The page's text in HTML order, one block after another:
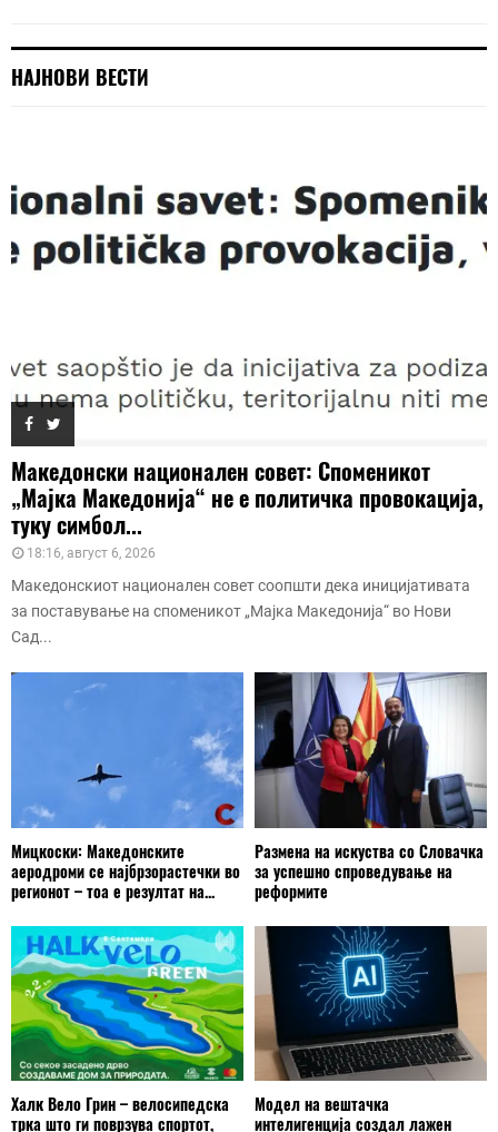
НАЈНОВИ ВЕСТИ
Македонски национален совет: Споменикот
„Мајка Македонија“ не е политичка провокација,
туку симбол...
18:16, август 6, 2026
Македонскиот национален совет соопшти дека иницијативата
за поставување на споменикот „Мајка Македонија“ во Нови
Сад...
Мицкоски: Македонските
аеродроми се најбрзорастечки во
регионот – тоа е резултат на...
Размена на искуства со Словачка
за успешно спроведување на
реформите
Халк Вело Грин – велосипедска
трка што ги поврзува спортот,
Модел на вештачка
интелигенција создал лажен